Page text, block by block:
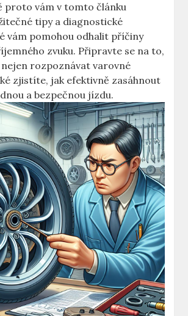
proto vám v tomto článku
tipy a diagnostické
vám pomohou odhalit příčiny
zvuku. Připravte se na to,
rozpoznávat varovné
zjistíte, jak efektivně zasáhnout
a bezpečnou jízdu.